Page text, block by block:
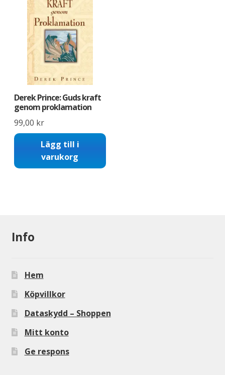
Derek Prince: Guds kraft
genom proklamation
99,00 kr
Lägg till i
varukorg
Info
Hem
Köpvillkor
Dataskydd – Shoppen
Mitt konto
Ge respons